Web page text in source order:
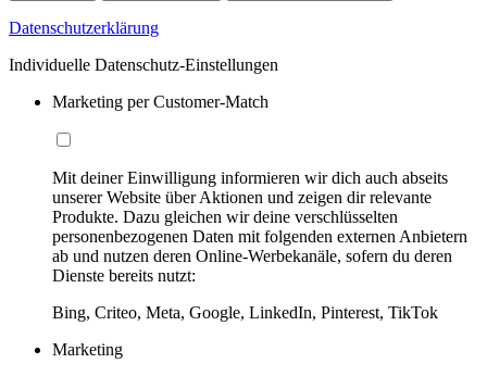
Datenschutzerklärung
Individuelle Datenschutz-Einstellungen
Marketing per Customer-Match
Mit deiner Einwilligung informieren wir dich auch abseits
unserer Website über Aktionen und zeigen dir relevante
Produkte. Dazu gleichen wir deine verschlüsselten
personenbezogenen Daten mit folgenden externen Anbietern
ab und nutzen deren Online-Werbekanäle, sofern du deren
Dienste bereits nutzt:
Bing, Criteo, Meta, Google, LinkedIn, Pinterest, TikTok
Marketing